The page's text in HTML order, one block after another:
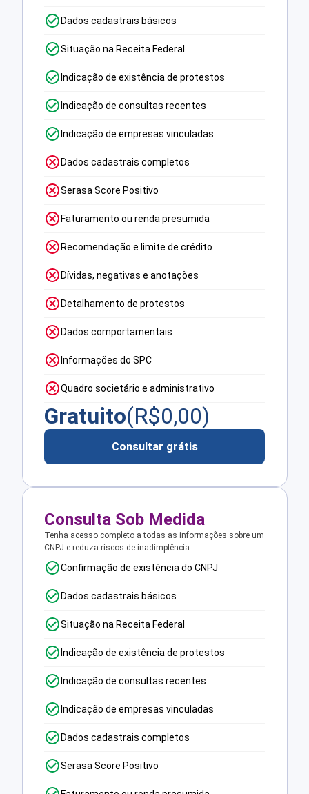
Dados cadastrais básicos
Situação na Receita Federal
Indicação de existência de protestos
Indicação de consultas recentes
Indicação de empresas vinculadas
Dados cadastrais completos
Serasa Score Positivo
Faturamento ou renda presumida
Recomendação e limite de crédito
Dívidas, negativas e anotações
Detalhamento de protestos
Dados comportamentais
Informações do SPC
Quadro societário e administrativo
Gratuito(R$0,00)
Consultar grátis
Consulta Sob Medida
Tenha acesso completo a todas as informações sobre um
CNPJ e reduza riscos de inadimplência.
Confirmação de existência do CNPJ
Dados cadastrais básicos
Situação na Receita Federal
Indicação de existência de protestos
Indicação de consultas recentes
Indicação de empresas vinculadas
Dados cadastrais completos
Serasa Score Positivo